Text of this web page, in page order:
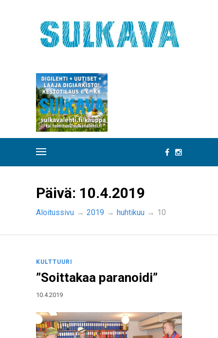
Päivä: 10.4.2019
Aloitussivu → 2019 → huhtikuu → 10
KULTTUURI
”Soittakaa paranoidi”
10.4.2019